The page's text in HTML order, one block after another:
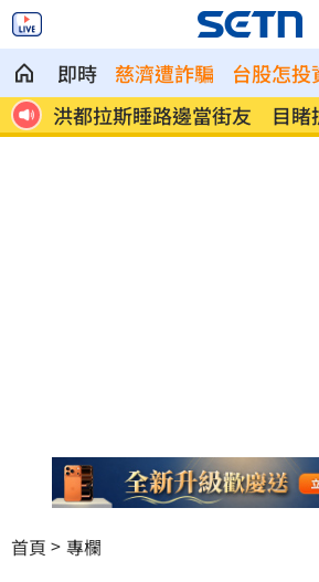
即時 慈濟遭詐騙 台股怎投
洪都拉斯睡路邊當街友 目睹
聲
首頁 專欄